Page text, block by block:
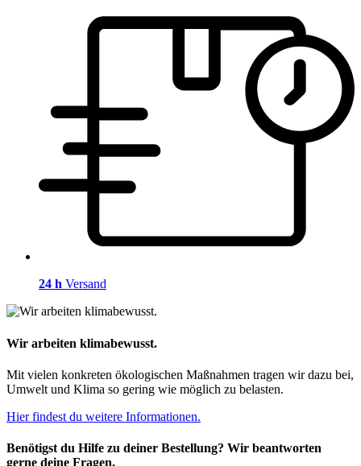
24 h Versand
Wir arbeiten klimabewusst.
Mit vielen konkreten ökologischen Maßnahmen tragen wir dazu bei,
Umwelt und Klima so gering wie möglich zu belasten.
Hier findest du weitere Informationen.
Benötigst du Hilfe zu deiner Bestellung? Wir beantworten
gerne deine Fragen.